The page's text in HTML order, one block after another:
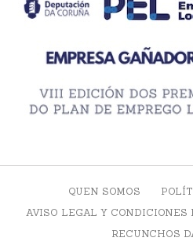
QUEN SOMOS
AVISO LEGAL Y CONDICIONES
RECUNCHOS